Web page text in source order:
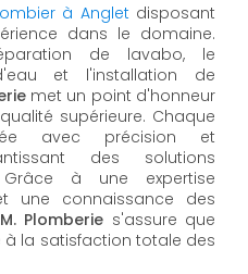
à Angletdisposant
dans le domaine.
de lavabo, le
et l'installation de
met un point d'honneur
supérieure. Chaque
avec précision et
des solutions
à une expertise
une connaissance des
Plomberie s'assure que
la satisfaction totale des